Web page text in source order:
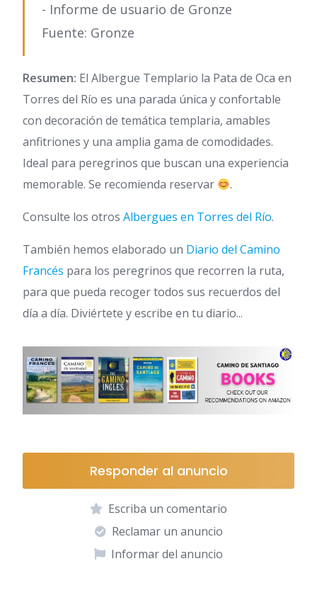
- Informe de usuario de Gronze
Fuente: Gronze
Resumen: El Albergue Templario la Pata de Oca en
Torres del Río es una parada única y confortable
con decoración de temática templaria, amables
anfitriones y una amplia gama de comodidades.
Ideal para peregrinos que buscan una experiencia
memorable. Se recomienda reservar
.
Consulte los otros Albergues en Torres del Río.
También hemos elaborado un Diario del Camino
Francés para los peregrinos que recorren la ruta,
para que pueda recoger todos sus recuerdos del
día a día. Diviértete y escribe en tu diario...
Responder al anuncio
Escriba un comentario
Reclamar un anuncio
Informar del anuncio